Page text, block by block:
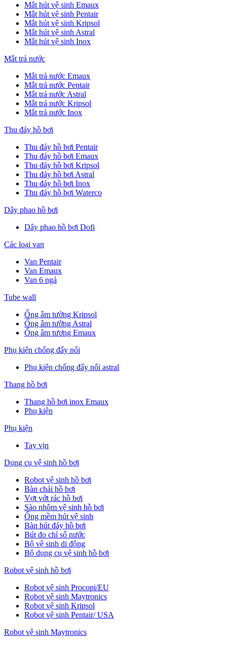
Mắt hút vệ sinh Emaux
Mắt hút vệ sinh Pentair
Mắt hút vệ sinh Kripsol
Mắt hút vệ sinh Astral
Mắt hút vệ sinh Inox
Mắt trả nước
Mắt trả nước Emaux
Mắt trả nước Pentair
Mắt trả nước Astral
Mắt trả nước Kripsol
Mắt trả nước Inox
Thu đáy hồ bơi
Thu đáy hồ bơi Pentair
Thu đáy hồ bơi Emaux
Thu đáy hồ bơi Kripsol
Thu đáy hồ bơi Astral
Thu đáy hồ bơi Inox
Thu đáy hồ bơi Waterco
Dây phao hồ bơi
Dây phao hồ bơi Dofi
Các loại van
Van Pentair
Van Emaux
Van 6 ngả
Tube wall
Ống âm tường Kripsol
Ống âm tường Astral
Ống âm tương Emaux
Phụ kiện chống đẩy nổi
Phụ kiện chống đẩy nổi astral
Thang hồ bơi
Thang hồ bơi inox Emaux
Phụ kiện
Phụ kiện
Tay vịn
Dụng cụ vệ sinh hồ bơi
Robot vệ sinh hồ bơi
Bàn chải hồ bơi
Vợt vớt rác hồ bơi
Sào nhôm vệ sinh hồ bơi
Ống mềm hút vệ sinh
Bàn hút đáy hồ bơi
Bút đo chỉ số nước
Bộ vệ sinh di động
Bộ dụng cụ vệ sinh hồ bơi
Robot vệ sinh hồ bơi
Robot vệ sinh Procopi/EU
Robot vệ sinh Maytronics
Robot vệ sinh Kripsol
Robot vệ sinh Pentair/ USA
Robot vệ sinh Maytronics